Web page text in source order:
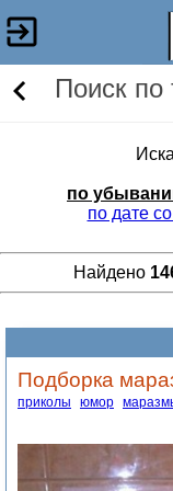
Поиск по
по
по дате
Найдено
Подборка
приколы юмор